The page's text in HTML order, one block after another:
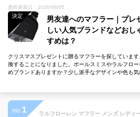
最終更新日：2026/08/05
決定
男友達へのマフラー｜プレ
しい人気ブランドなどおし
すめは？
クリスマスプレゼントに贈るマフラーを探していま
換することになりました。ポールスミスやラルフロ
めブランドありますか？少し派手なデザインや色も気
no. 1